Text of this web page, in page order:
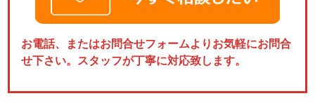
お電話、またはお問合せフォームよりお気軽にお問合
せ下さい。スタッフが丁寧に対応致します。